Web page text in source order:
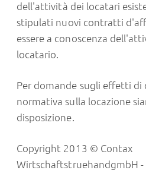
dell'attività dei locatari
stipulati nuovi contratti
essere a conoscenza
locatario.
Per domande sugli effetti di
normativa sulla locazione
disposizione.
Copyright 2013 © Contax
WirtschaftstruehandgmbH